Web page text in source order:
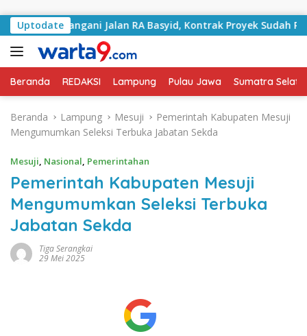
Uptodate
Tangani Jalan RA Basyid, Kontrak Proyek Sudah
Beranda REDAKSI Lampung Pulau Jawa Sumatra
Beranda Lampung Mesuji
Pemerintah Kabupaten Mesuji
Mengumumkan Seleksi Terbuka Jabatan Sekda
Mesuji, Nasional, Pemerintahan
Pemerintah Kabupaten Mesuji
Mengumumkan Seleksi Terbuka
Jabatan Sekda
Tiga Serangkai
29 Mei 2025